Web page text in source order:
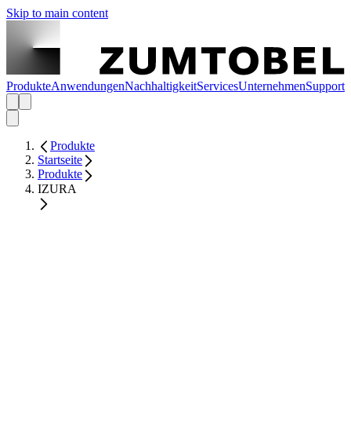
Skip to main content
ProdukteAnwendungenNachhaltigkeitServicesUnternehmenSupport
Produkte
Startseite
Produkte
IZURA